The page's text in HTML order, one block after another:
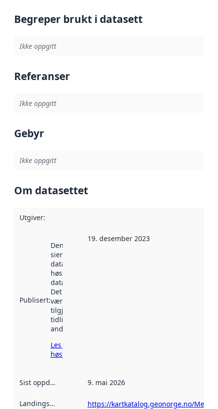
Begreper brukt i datasett
Ikke oppgitt
Referanser
Ikke oppgitt
Gebyr
Ikke oppgitt
Om datasettet
Utgiver:
Publisert:
Denne datoen
sier når
datasettet ble
høstet av
data.norge.no.
Det kan ha
vært
tilgjengelig
tidligere
andre steder.
Les mer om
høsting her
19. desember 2023
Sist oppdatert 9. mai 2026
Landingsside
https://kartkatalog.geonorge.no/